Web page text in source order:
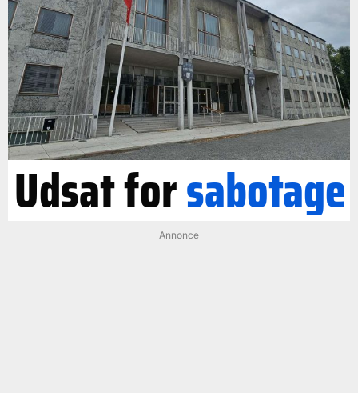
Udsat forsabotage
Annonce